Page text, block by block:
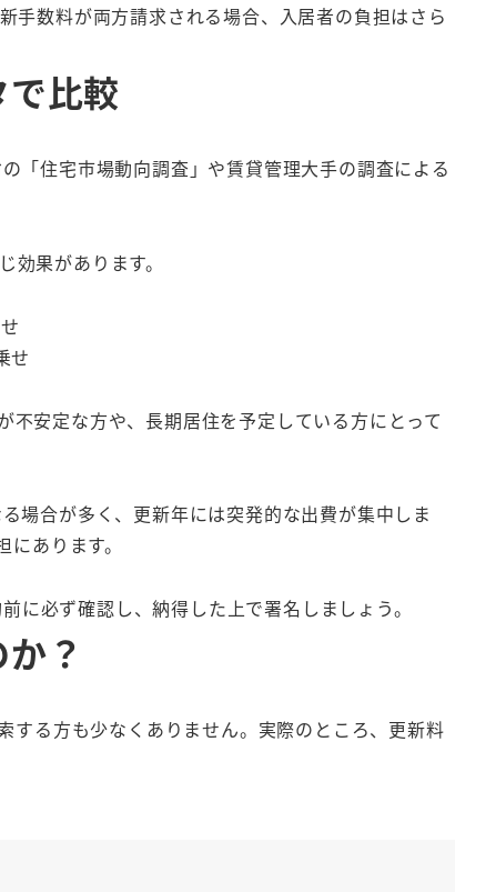
手数料が両方請求される場合、入居者の負担はさら
比較
「住宅市場動向調査」や賃貸管理大手の調査による
果があります。
せ
安定な方や、長期居住を予定している方にとって
場合が多く、更新年には突発的な出費が集中しま
あります。
に必ず確認し、納得した上で署名しましょう。
？
る方も少なくありません。実際のところ、更新料